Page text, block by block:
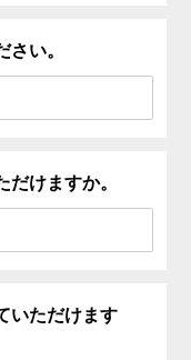
い。
けますか。
いただけます